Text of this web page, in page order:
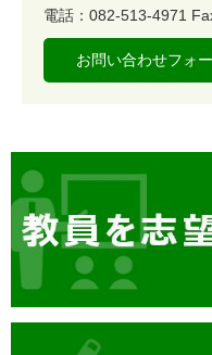
電話：082-513-4971
お問い合わせフォ